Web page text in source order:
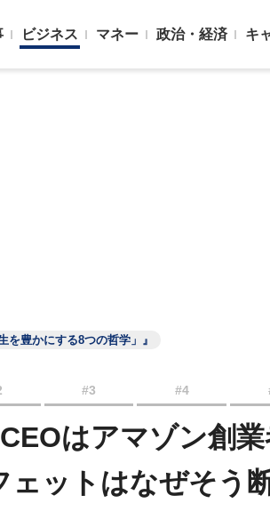
ビジネス マネー 政治・経済 キ
を豊かにする8つの哲学」』
#3 #4
はアマゾン創
ェットはなぜそう